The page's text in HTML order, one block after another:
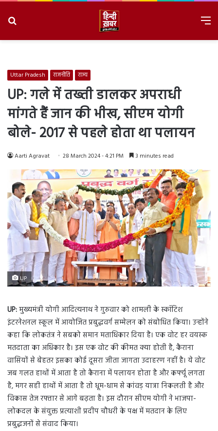
Uttar Pradesh राजनीति राज्य
UP: गले में तख्ती डालकर अपराधी
मांगते हैं जान की भीख, सीएम योगी
बोले- 2017 से पहले होता था पलायन
Aarti Agravat 28 March 2024 - 4:21 PM 3 minutes read
UP
UP:मुख्यमंत्री योगी आदित्यनाथ ने गुरुवार को शामली के स्कॉटिश
इंटरनेशनल स्कूल में आयोजित प्रबुद्धवर्ग सम्मेलन को संबोधित किया। उन्होंने
कहा कि लोकतंत्र ने सबको समान मताधिकार दिया है। एक वोट हर वयस्क
मतदाता का अधिकार है। इस एक वोट की कीमत क्या होती है, कैराना
वासियों से बेहतर इसका कोई दूसरा जीता जागता उदाहरण नहीं है। ये वोट
जब गलत हाथों में आता है तो कैराना में पलायन होता है और कर्फ्यू लगता
है, मगर सही हाथों में आता है तो धूम-धाम से कांवड़ यात्रा निकलती है और
विकास तेज रफ्तार से आगे बढ़ता है। इस दौरान सीएम योगी ने भाजपा-
लोकदल के संयुक्त प्रत्याशी प्रदीप चौधरी के पक्ष में मतदान के लिए
प्रबुद्धजनों से संवाद किया।